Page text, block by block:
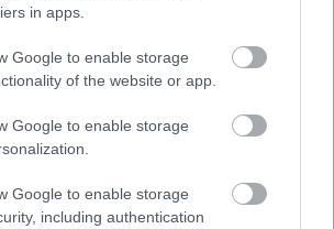
in apps.
Google to enable storage
of the website or app.
Google to enable storage
Google to enable storage
including authentication